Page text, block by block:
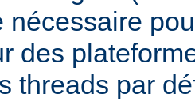
nécessaire
des
threads par